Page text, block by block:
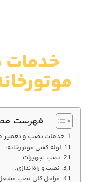
خدمات
فهرست
خدمات نصب و تعمیر
لوله کشی موتورخانه:
نصب تجهیزات:
نصب و راه‌اندازی:
مراحل کلی نصب